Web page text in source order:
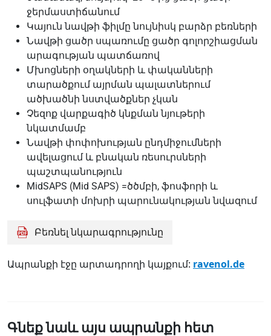
ջերմաստիճանում
Կայուն նավթի ֆիլմը նույնիսկ բարձր բեռների
Նավթի ցածր սպառումը ցածր գոլորշիացման
արագության պատճառով
Մխոցների օղակների և փականների
տարածքում այրման պալատներում
ածխածնի նստվածքներ չկան
Չեզոք վարքագիծ կնքման նյութերի
նկատմամբ
Նավթի փոփոխության ընդմիջումների
ավելացում և բնական ռեսուրսների
պաշտպանություն
MidSAPS (Mid SAPS) =ծծմբի, ֆոսֆորի և
սուլֆատի մոխրի պարունակության նվազում
Բեռնել նկարագրությունը
Ապրանքի էջը արտադրողի կայքում: ravenol.de
Գնեք նաև այս ապրանքի հետ